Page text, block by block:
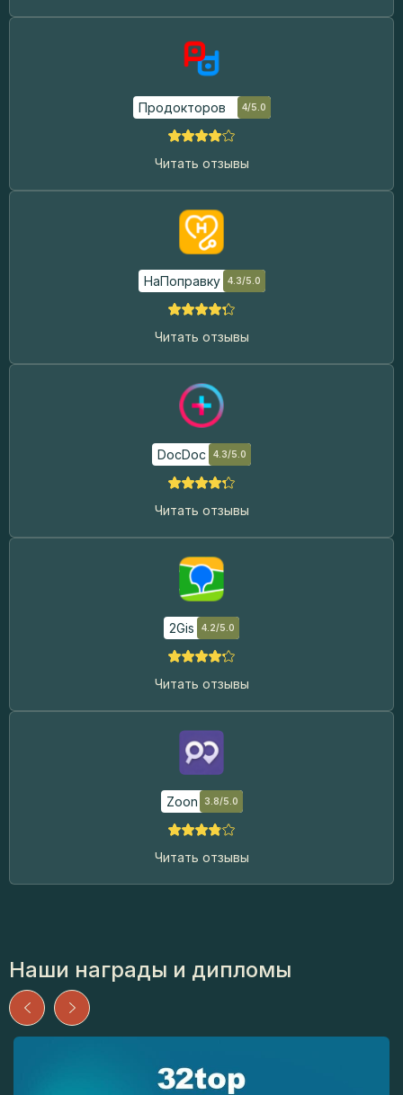
«Квинтэссенция эндодонтии. Актуальные вопросы
Продокторов 4/5.0
Читать отзывы
НаПоправку 4.3/5.0
Читать отзывы
DocDoc 4.3/5.0
Читать отзывы
2Gis 4.2/5.0
Читать отзывы
Zoon 3.8/5.0
Читать отзывы
Наши награды и дипломы